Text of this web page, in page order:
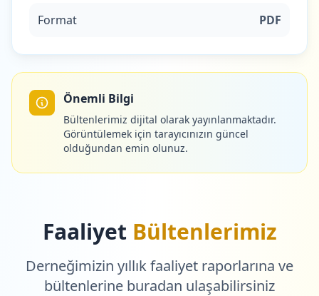
Format PDF
Önemli Bilgi
Bültenlerimiz dijital olarak yayınlanmaktadır.
Görüntülemek için tarayıcınızın güncel
olduğundan emin olunuz.
Faaliyet Bültenlerimiz
Derneğimizin yıllık faaliyet raporlarına ve
bültenlerine buradan ulaşabilirsiniz